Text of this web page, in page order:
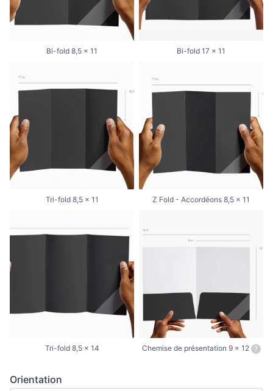
Bi-fold 8,5 x 11 Bi-fold 17 x 11
Tri-fold 8,5 x 11 Z Fold - Accordéons 8,5 x 11
Tri-fold 8,5 x 14 Chemise de présentation 9 x 12 ?
Orientation